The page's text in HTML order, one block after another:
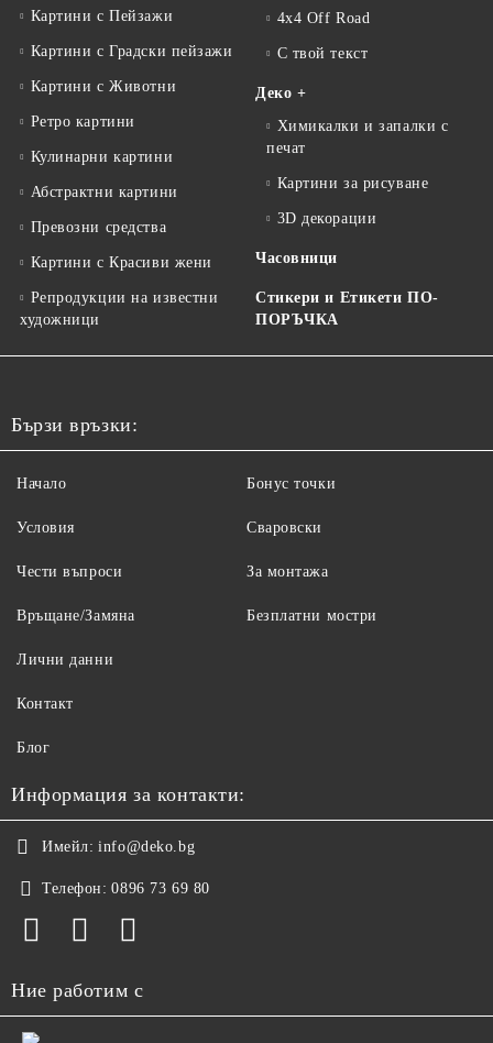
Картини с Пейзажи
Картини с Градски пейзажи
Картини с Животни
Ретро картини
Кулинарни картини
Абстрактни картини
Превозни средства
Картини с Красиви жени
Репродукции на известни
художници
4x4 Off Road
С твой текст
Деко +
Химикалки и запалки с
печат
Картини за рисуване
3D декорации
Часовници
Стикери и Етикети ПО-
ПОРЪЧКА
Бързи връзки:
Начало
Условия
Чести въпроси
Връщане/Замяна
Бонус точки
Сваровски
За монтажа
Безплатни мостри
Лични данни
Контакт
Блог
Информация за контакти:
Имейл: info@deko.bg
Телефон: 0896 73 69 80
Ние работим с